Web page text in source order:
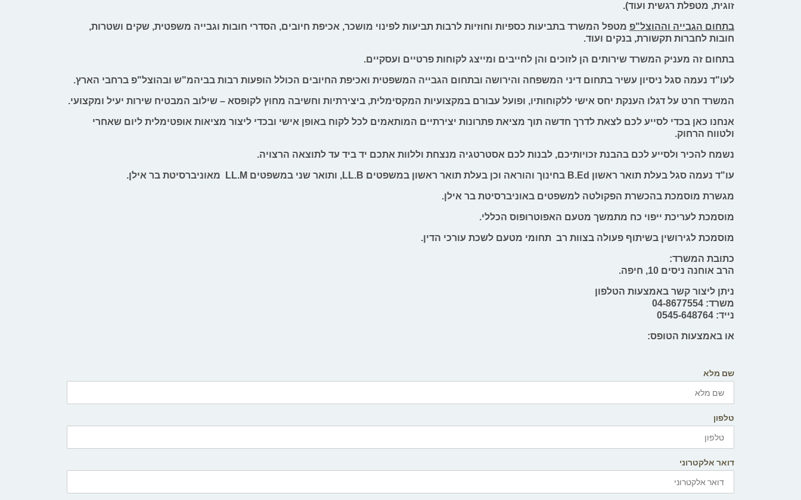
זוגית, מטפלת רגשית ועוד).
בתחום הגבייה וההוצל"פ מטפל המשרד בתביעות כספיות וחוזיות לרבות תביעות לפינוי מושכר, אכיפת חיובים, הסדרי חובות וגבייה משפטית, שקים ושטרות,
חובות לחברות תקשורת, בנקים ועוד.
בתחום זה מעניק המשרד שירותים הן לזוכים והן לחייבים ומייצג לקוחות פרטיים ועסקיים.
לעו"ד נעמה סגל ניסיון עשיר בתחום דיני המשפחה והירושה ובתחום הגבייה המשפטית ואכיפת החיובים הכולל הופעות רבות בביהמ"ש ובהוצל"פ ברחבי הארץ.
המשרד חרט על דגלו הענקת יחס אישי ללקוחותיו, ופועל עבורם במקצועיות המקסימלית, ביצירתיות וחשיבה מחוץ לקופסא – שילוב המבטיח שירות יעיל ומקצועי.
אנחנו כאן בכדי לסייע לכם לצאת לדרך חדשה תוך מציאת פתרונות יצירתיים המותאמים לכל לקוח באופן אישי ובכדי ליצור מציאות אופטימלית ליום שאחרי
ולטווח הרחוק.
נשמח להכיר ולסייע לכם בהבנת זכויותיכם, לבנות לכם אסטרטגיה מנצחת וללוות אתכם יד ביד עד לתוצאה הרצויה.
עו"ד נעמה סגל בעלת תואר ראשון B.Ed בחינוך והוראה וכן בעלת תואר ראשון במשפטים LL.B, ותואר שני במשפטים LL.M מאוניברסיטת בר אילן.
מגשרת מוסמכת בהכשרת הפקולטה למשפטים באוניברסיטת בר אילן.
מוסמכת לעריכת ייפוי כח מתמשך מטעם האפוטרופוס הכללי.
מוסמכת לגירושין בשיתוף פעולה בצוות רב תחומי מטעם לשכת עורכי הדין.
כתובת המשרד:
הרב אוחנה ניסים 10, חיפה.
ניתן ליצור קשר באמצעות הטלפון
משרד: 04-8677554
נייד: 0545-648764
או באמצעות הטופס:
שם מלא
טלפון
דואר אלקטרוני